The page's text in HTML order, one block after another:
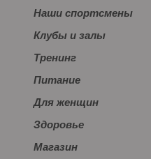
Наши спортсмены
Клубы и залы
Тренинг
Питание
Для женщин
Здоровье
Магазин